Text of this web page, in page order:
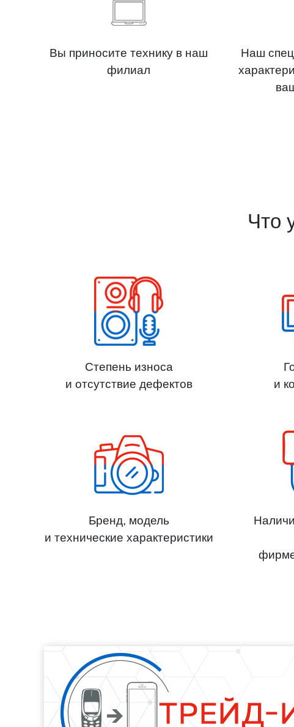
Вы приносите технику в наш
филиал
Наш
Что
Степень износа
и отсутствие дефектов
и
Бренд, модель
и технические характеристики